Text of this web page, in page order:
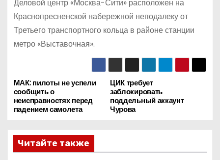
Деловой центр «Москва-Сити» расположен на
Краснопресненской набережной неподалеку от
Третьего транспортного кольца в районе станции
метро «Выставочная».
Н
а
и
ЦИК требует
заблокировать
поддельный аккаунт
Чурова
МАК: пилоты не успели
сообщить о
неисправностях перед
падением самолета
Читайте также